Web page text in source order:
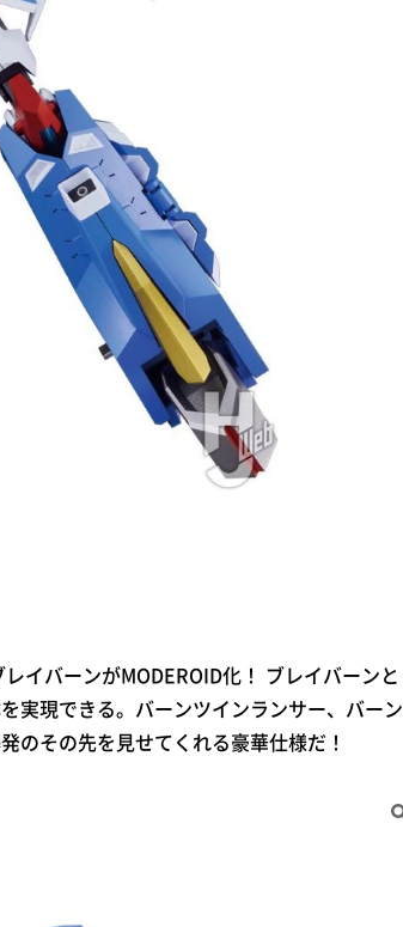
イバーンがMODEROID化！ ブレイバーンと
実現できる。バーンツインランサー、バーン
のその先を見せてくれる豪華仕様だ！